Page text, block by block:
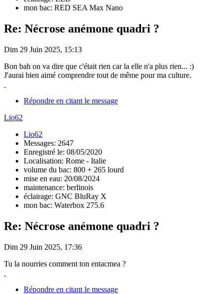
mon bac: RED SEA Max Nano
Re: Nécrose anémone quadri ?
Dim 29 Juin 2025, 15:13
Bon bah on va dire que c'était rien car la elle n'a plus rien... :)
J'aurai bien aimé comprendre tout de même pour ma culture.
Répondre en citant le message
Lio62
Lio62
Messages: 2647
Enregistré le: 08/05/2020
Localisation: Rome - Italie
volume du bac: 800 + 265 lourd
mise en eau: 20/08/2024
maintenance: berlinois
éclairage: GNC BluRay X
mon bac: Waterbox 275.6
Re: Nécrose anémone quadri ?
Dim 29 Juin 2025, 17:36
Tu la nourries comment ton entacmea ?
Répondre en citant le message